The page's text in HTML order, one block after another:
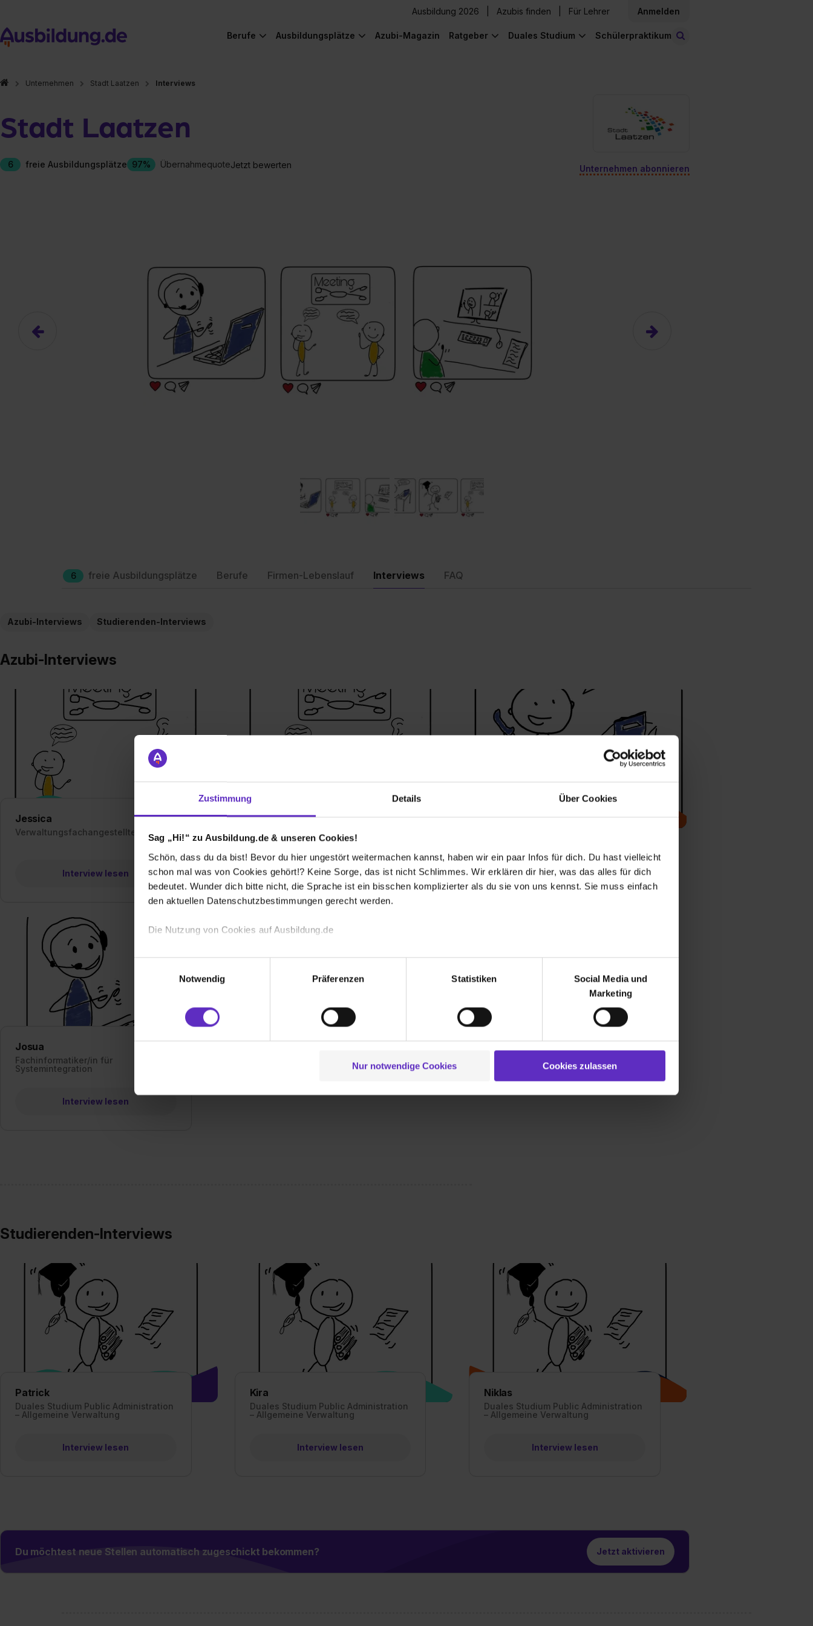
Zustimmung Details Über Cookies
Sag „Hi!“ zu Ausbildung.de & unseren Cookies!
Schön, dass du da bist! Bevor du hier ungestört weitermachen kannst, haben wir ein paar Infos für dich. Du hast vielleicht
schon mal was von Cookies gehört!? Keine Sorge, das ist nicht Schlimmes. Wir erklären dir hier, was das alles für dich
bedeutet. Wunder dich bitte nicht, die Sprache ist ein bisschen komplizierter als du sie von uns kennst. Sie muss einfach
den aktuellen Datenschutzbestimmungen gerecht werden.
Die Nutzung von Cookies auf Ausbildung.de
Wir verwenden Cookies zur technischen Funktion unserer Webseite („Notwendig“), um von dir bei Benutzung der
Webseite getroffenen Einstellungen zu speichern ( „Präferenzen“), die Zugriffe auf unsere Webseite zu analysieren
(„Statistiken“), um Informationen zu deiner Verwendung unserer Website an unsere Partner für soziale Medien, Werbung
und Analysen weiterzugeben und um Inhalte und Anzeigen zu personalisieren („Social Media und Marketing“). Unsere
Partner führen diese Informationen möglicherweise mit weiteren Daten zusammen, die du ihnen bereitgestellt hast oder die
zu. . In diesem Fall sowie bei der separaten Aktivierung von „Social Media und Marketing“ bist du auch damit
einverstanden, dass dir nach Setzen der Cookies externe Inhalte (z.B. Videos oder Posts) angezeigt und hierfür
Notwendig
Präferenzen Statistiken
Social Media und
Marketing
Nur notwendige Cookies Cookies zulassen
Ausbildung 2026 Azubis finden Für Lehrer Anmelden
Berufe Ausbildungsplätze Azubi-Magazin Ratgeber Duales Studium Schülerpraktikum
Unternehmen Stadt Laatzen Interviews
Stadt Laatzen
6 freie Ausbildungsplätze 97% ÜbernahmequoteJetzt bewerten Unternehmen abonnieren
6 freie Ausbildungsplätze Berufe Firmen-Lebenslauf Interviews FAQ
Azubi-Interviews Studierenden-Interviews
Azubi-Interviews
Jessica
Verwaltungsfachangestellte/r
Interview lesen
Cedric
Verwaltungsfachangestellte/r
Interview lesen
Celine
Interview lesen
Josua
Fachinformatiker/in für
Systemintegration
Interview lesen
Studierenden-Interviews
Patrick
Duales Studium Public Administration
– Allgemeine Verwaltung
Interview lesen
Kira
Duales Studium Public Administration
– Allgemeine Verwaltung
Interview lesen
Niklas
Duales Studium Public Administration
– Allgemeine Verwaltung
Interview lesen
Du möchtest neue Stellen automatisch zugeschickt bekommen? Jetzt aktivieren